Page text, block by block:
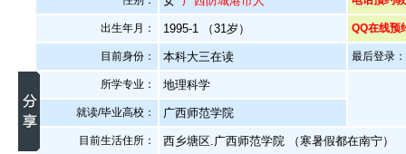
出生年月： 1995-1 （31岁） QQ在线预
目前身份： 本科大三在读 最后登录
所学专业： 地理科学
就读/毕业高校： 广西师范学院
目前生活住所： 西乡塘区.广西师范学院 （寒暑假都在南宁）